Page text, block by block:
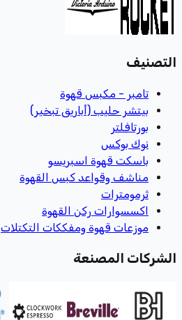
التصنيف
تامبر - مكبس قهوة
بيتشر حليب (أباريق تبخير)
بورتافلتر
نوك بوكس
باسكت قهوة اسبريسو
مناشف وقواعد كبس القهوة
ثرمومترات
اكسسوارات ركن القهوة
موزعات قهوة ومفككات التكتلات
الشركات المصنعة